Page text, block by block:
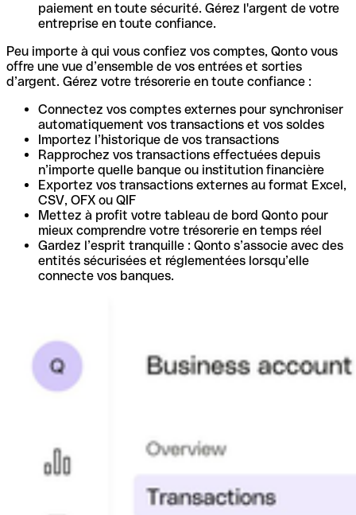
paiement en toute sécurité. Gérez l'argent de votre
entreprise en toute confiance.
Peu importe à qui vous confiez vos comptes, Qonto vous
offre une vue d’ensemble de vos entrées et sorties
d’argent. Gérez votre trésorerie en toute confiance :
Connectez vos comptes externes pour synchroniser
automatiquement vos transactions et vos soldes
Importez l’historique de vos transactions
Rapprochez vos transactions effectuées depuis
n’importe quelle banque ou institution financière
Exportez vos transactions externes au format Excel,
CSV, OFX ou QIF
Mettez à profit votre tableau de bord Qonto pour
mieux comprendre votre trésorerie en temps réel
Gardez l’esprit tranquille : Qonto s’associe avec des
entités sécurisées et réglementées lorsqu’elle
connecte vos banques.